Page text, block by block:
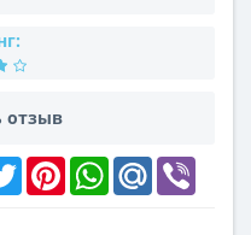
отзыв
Twitter PinterestWhatsAppMail.Ru